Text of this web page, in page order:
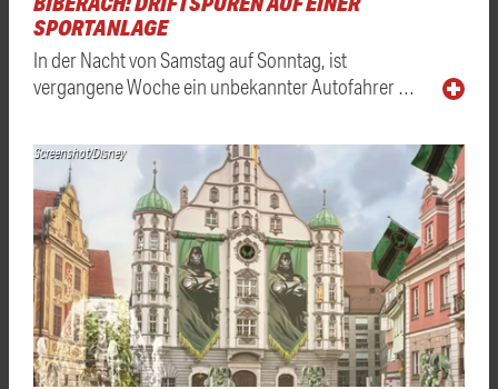
SPORTANLAGE
In der Nacht von Samstag auf Sonntag, ist
vergangene Woche ein unbekannter Autofahrer …
Screenshot/Disney